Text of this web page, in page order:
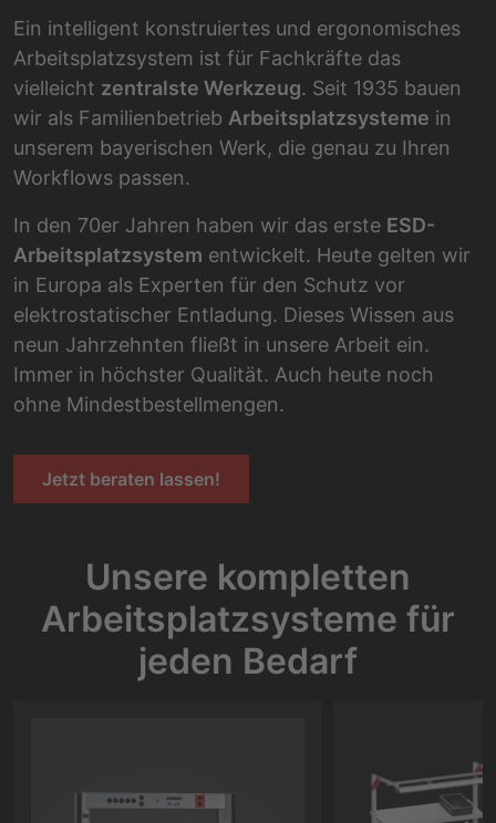
Ein intelligent konstruiertes und ergonomisches
Arbeitsplatzsystem ist für Fachkräfte das
vielleicht zentralste Werkzeug. Seit 1935 bauen
wir als Familienbetrieb Arbeitsplatzsysteme in
unserem bayerischen Werk, die genau zu Ihren
Workflows passen.
In den 70er Jahren haben wir das erste ESD-
Arbeitsplatzsystem entwickelt. Heute gelten wir
in Europa als Experten für den Schutz vor
elektrostatischer Entladung. Dieses Wissen aus
neun Jahrzehnten fließt in unsere Arbeit ein.
Immer in höchster Qualität. Auch heute noch
ohne Mindestbestellmengen.
Jetzt beraten lassen!
Unsere kompletten
Arbeitsplatzsysteme für
jeden Bedarf